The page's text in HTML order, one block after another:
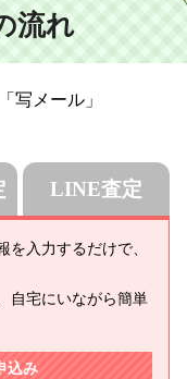
流れ
写メール」
入力するだけで、
自宅にいながら簡単
込み
LINE査定